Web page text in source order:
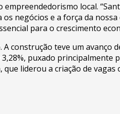
local.
negócios e a força da nossa
para o crescimento
construção teve um avanço
puxado principalmente
liderou a criação de vagas